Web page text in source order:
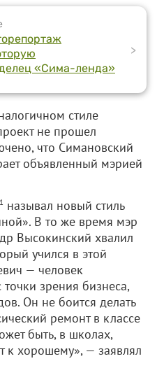
«Сима-ленда»
>
стиле
не прошел
что Симановский
объявленный мэрией
1 называл новый стиль
В то же время мэр
Высокинский хвалил
учился в этой
— человек
зрения бизнеса,
Он не боится делать
ремонт в классе
быть, в школах,
к хорошему», — заявлял